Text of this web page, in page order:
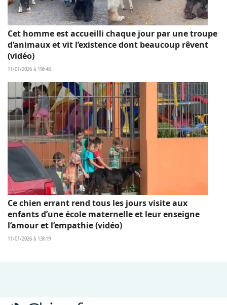
Cet homme est accueilli chaque jour par une troupe
d’animaux et vit l’existence dont beaucoup rêvent
(vidéo)
11/01/2026 à 19h48
Ce chien errant rend tous les jours visite aux
enfants d’une école maternelle et leur enseigne
l’amour et l’empathie (vidéo)
11/01/2026 à 13h19